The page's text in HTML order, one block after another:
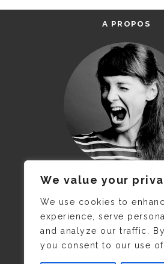
We value your
We use cookies to
experience, serve
and analyze our traffic.
you consent to our use of
A PROPOS
JE M’APPELLE
C’EST ©CAMILLE
PRIS CETTE